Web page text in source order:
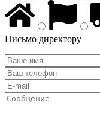
Письмо директору